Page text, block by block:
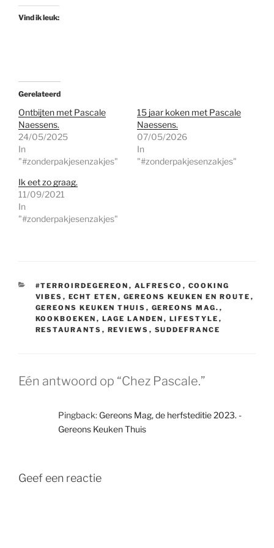
Vind ik leuk:
Gerelateerd
Ontbijten met Pascale
Naessens.
24/05/2025
In
"#zonderpakjesenzakjes"
15 jaar koken met Pascale
Naessens.
07/05/2026
In
"#zonderpakjesenzakjes"
Ik eet zo graag.
11/09/2021
In
"#zonderpakjesenzakjes"
CATEGORIEËN
#TERROIRDEGEREON , ALFRESCO , COOKING
VIBES , ECHT ETEN , GEREONS KEUKEN EN ROUTE ,
GEREONS KEUKEN THUIS , GEREONS MAG. ,
KOOKBOEKEN , LAGE LANDEN , LIFESTYLE ,
RESTAURANTS , REVIEWS , SUDDEFRANCE
Eén antwoord op “Chez Pascale.”
Pingback: Gereons Mag, de herfsteditie 2023. -
Gereons Keuken Thuis
Geef een reactie